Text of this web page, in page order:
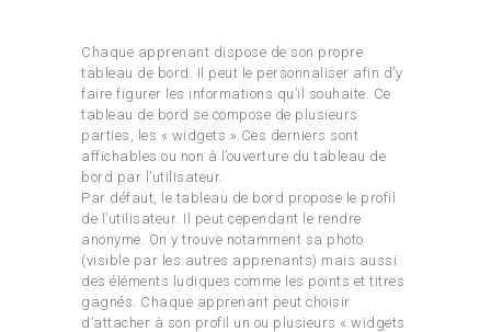
Chaque apprenant dispose de son propre
tableau de bord. Il peut le personnaliser afin d’y
faire figurer les informations qu’il souhaite. Ce
tableau de bord se compose de plusieurs
parties, les « widgets ».Ces derniers sont
affichables ou non à l’ouverture du tableau de
bord par l’utilisateur.
Par défaut, le tableau de bord propose le profil
de l’utilisateur. Il peut cependant le rendre
anonyme. On y trouve notamment sa photo
(visible par les autres apprenants) mais aussi
des éléments ludiques comme les points et titres
gagnés. Chaque apprenant peut choisir
d’attacher à son profil un ou plusieurs « widgets